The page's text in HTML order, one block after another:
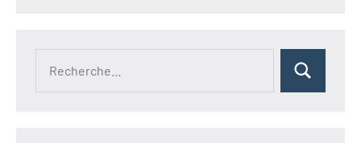
Rechercher